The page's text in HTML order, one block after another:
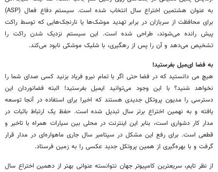
به عنوان هشتمین اختراع سال انتخاب شده است. سیستم دفاع فعال (ASP)
برای محافظت از سربازان در برابر تهدید موشک‌ها یا نارنجک‌هایی که توسط راکت
پیش رانده می‌شوند، طراحی شده است. این سیستم نزدیک شدن راکت را
تشخیص می‌دهد و آن را پس از رهگیری، با شلیک موشکی نابود می‌کند.
به فضا ای‌میل بفرستید!
هیچ می دانستید که در فضا حتی اگر با تمام نیرو فریاد بزنید کسی صدای شما را
نخواهد شنید؟ با این وجود می‌توانید ایمیل بفرستید! البته فضانوردان این
دسترسی را مدیون پروتکل جدیدی هستند که اخیرا برای استفاده در آنجا توسعه
یافته و به نهمین اختراع برتر سال تبدیل شده است. حفظ یک ارتباط باثبات در
مدار کار دشواری است، بنابر این اینترنت در محلی بین سیارات همراه با تاخیر و
قطعی است. برای رفع این مشکل در سپتامبر سال جاری ماهواره‌ای در مدار قرار
گرفت و با بهره‌گیری از همین پروتکل جدید عکسی را به زمین فرستاد.
از نظر تایم، سریعترین کامپیوتر جهان نتوانسته عنوانی بهتر از دهمین اختراع سال